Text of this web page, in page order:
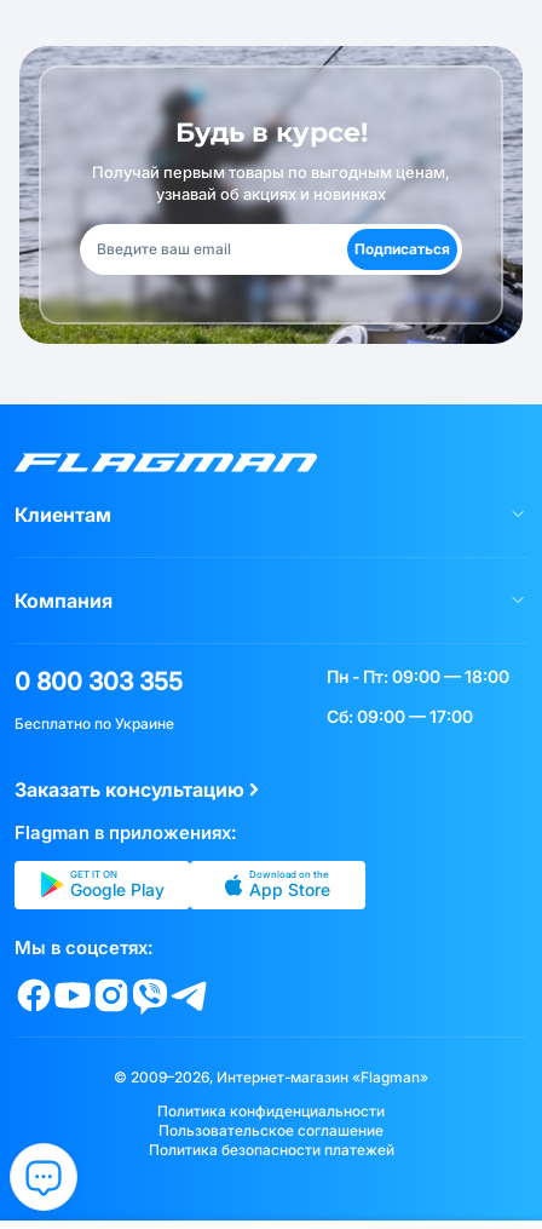
Будь в курсе!
Получай первым товары по выгодным ценам,
узнавай об акциях и новинках
Подписаться
Клиентам
Компания
0 800 303 355
Бесплатно по Украине
Пн - Пт: 09:00 — 18:00
Сб: 09:00 — 17:00
Заказать консультацию
Flagman в приложениях:
GET IT ON
Google Play
Download on the
App Store
Мы в соцсетях:
© 2009–2026, Интернет-магазин «Flagman»
Политика конфиденциальности
Пользовательское соглашение
Политика безопасности платежей